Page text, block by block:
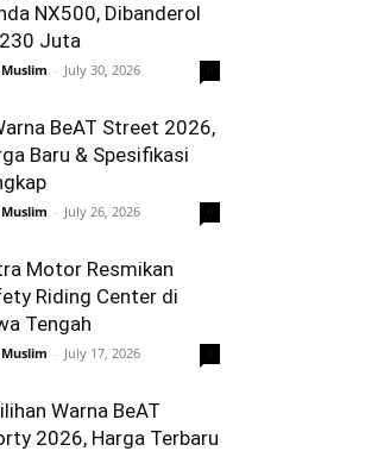
NX500, Dibanderol
Juta
- July 30, 2026
BeAT Street 2026,
Baru & Spesifikasi
- July 26, 2026
Motor Resmikan
Riding Center di
Tengah
- July 17, 2026
Warna BeAT
2026, Harga Terbaru